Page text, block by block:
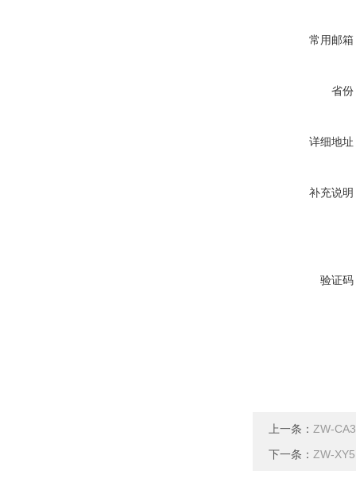
常用邮箱
省份
详细地址
补充说明
验证码
上一条： ZW-
下一条： ZW-